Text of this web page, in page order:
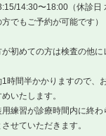
14:30〜18:00（休診日
でもご予約が可能です）
初めての方は検査の他に
時間半かかりますので、
いたします。
練習が診療時間内に終わ
せていただきます。